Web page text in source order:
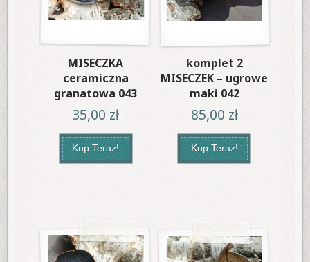
MISECZKA
ceramiczna
granatowa 043
35,00 zł
Kup Teraz!
komplet 2
MISECZEK – ugrowe
maki 042
85,00 zł
Kup Teraz!